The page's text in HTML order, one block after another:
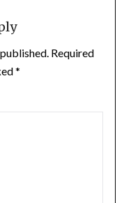
Required
*